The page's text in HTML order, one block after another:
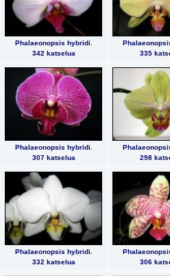
Phalaeonopsis hybridi.
342 katselua
335
Phalaeonopsis hybridi.
307 katselua
298
Phalaeonopsis hybridi.
332 katselua
306